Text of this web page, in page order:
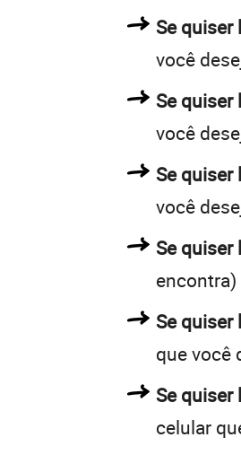
Se quiser
você
Se quiser
você
Se quiser
você
Se quiser
Se quiser
que você
Se quiser
celular